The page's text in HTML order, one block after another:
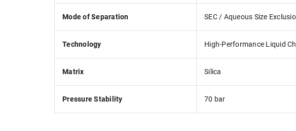
Mode of Separation SEC / Aqueous Size
Technology High-Performance Liquid
Matrix Silica
Pressure Stability 70 bar